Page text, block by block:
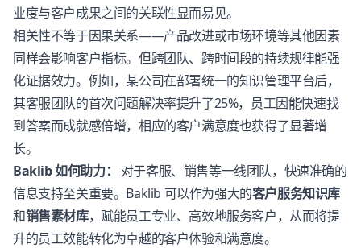
业度与客户成果之间的关联性显而易见。
相关性不等于因果关系——产品改进或市场环境等其他因素
同样会影响客户指标。但跨团队、跨时间段的持续规律能强
化证据效力。例如，某公司在部署统一的知识管理平台后，
其客服团队的首次问题解决率提升了25%，员工因能快速找
到答案而成就感倍增，相应的客户满意度也获得了显著增
长。
Baklib 如何助力：
对于客服、销售等一线团队，快速准确的
信息支持至关重要。Baklib 可以作为强大的客户服务知识库
和销售素材库，赋能员工专业、高效地服务客户，从而将提
升的员工效能转化为卓越的客户体验和满意度。